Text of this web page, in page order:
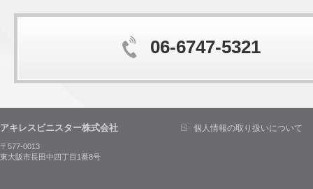
06-6747-5321
アキレスビニスター株式会社
〒577-0013
東大阪市長田中四丁目1番8号
個人情報の取り扱いについて